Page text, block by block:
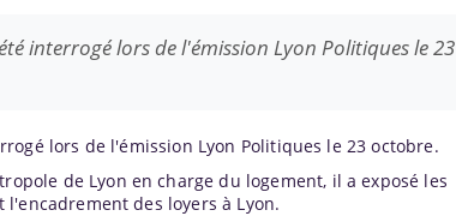
interrogé lors de l'émission Lyon Politiques le 23
lors de l'émission Lyon Politiques le 23 octobre.
de Lyon en charge du logement, il a exposé les
des loyers à Lyon.